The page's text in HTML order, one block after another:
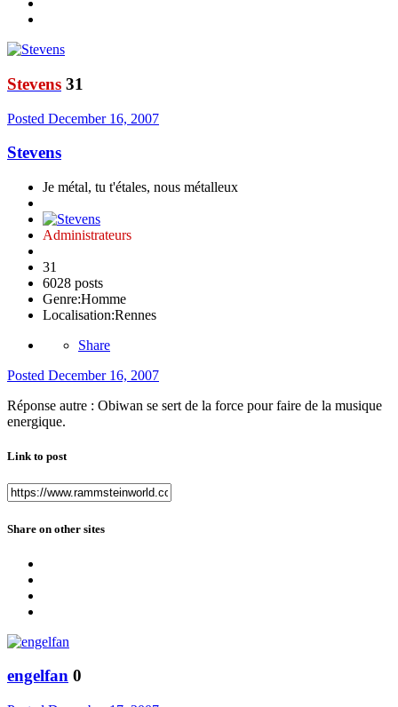
Stevens 31
Posted December 16, 2007
Stevens
Je métal, tu t'étales, nous métalleux
Administrateurs
31
6028 posts
Genre:Homme
Localisation:Rennes
Share
Posted December 16, 2007
Réponse autre : Obiwan se sert de la force pour faire de la musique
energique.
Link to post
Share on other sites
engelfan 0